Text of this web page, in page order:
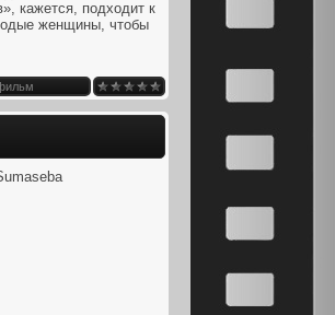
кажется, подходит к
женщины, чтобы